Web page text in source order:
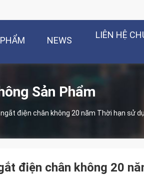
NEWS
LIÊN HỆ
Sản Phẩm
điện chân không 20 năm Thời hạn sử
điện chân không 20